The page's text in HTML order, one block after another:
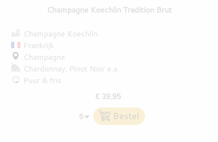
Champagne Koechlin Tradition Brut
Champagne Koechlin
Frankrijk
Champagne
Chardonnay Pinot Noir e.a.
Puur & fris
€ 39,95